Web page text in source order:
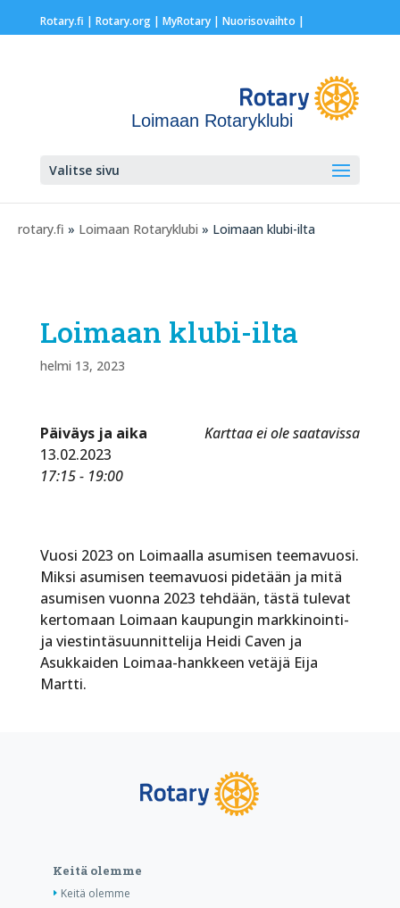
Rotary.fi | Rotary.org| MyRotary | Nuorisovaihto |
Loimaan Rotaryklubi
Valitse sivu
rotary.fi » Loimaan Rotaryklubi » Loimaan klubi-ilta
Loimaan klubi-ilta
helmi 13, 2023
Karttaa ei ole saatavissa
Päiväys ja aika
13.02.2023
17:15 - 19:00
Vuosi 2023 on Loimaalla asumisen teemavuosi.
Miksi asumisen teemavuosi pidetään ja mitä
asumisen vuonna 2023 tehdään, tästä tulevat
kertomaan Loimaan kaupungin markkinointi-
ja viestintäsuunnittelija Heidi Caven ja
Asukkaiden Loimaa-hankkeen vetäjä Eija
Martti.
Keitä olemme
Keitä olemme